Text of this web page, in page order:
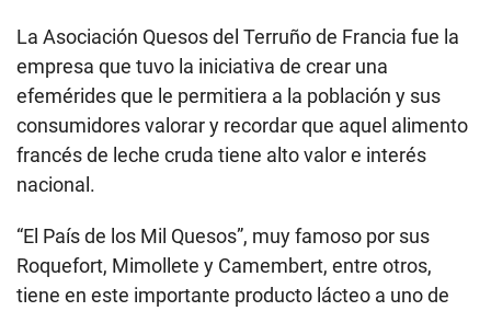
La Asociación Quesos del Terruño de Francia fue la
empresa que tuvo la iniciativa de crear una
efemérides que le permitiera a la población y sus
consumidores valorar y recordar que aquel alimento
francés de leche cruda tiene alto valor e interés
nacional.
“El País de los Mil Quesos”, muy famoso por sus
Roquefort, Mimollete y Camembert, entre otros,
tiene en este importante producto lácteo a uno de